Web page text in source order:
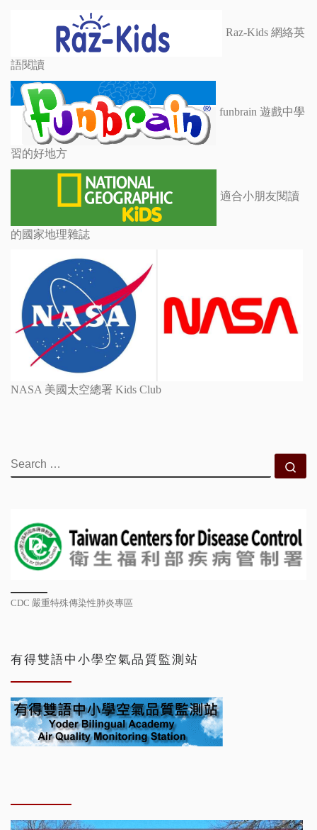
Raz-Kids 網絡英
語閱讀
funbrain 遊戲中學
習的好地方
適合小朋友閱讀
的國家地理雜誌
NASA 美國太空總署 Kids Club
SEARCH
CDC 嚴重特殊傳染性肺炎專區
有得雙語中小學空氣品質監測站